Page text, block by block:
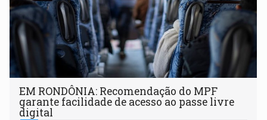
EM RONDÔNIA: Recomendação do MPF
garante facilidade de acesso ao passe livre
digital